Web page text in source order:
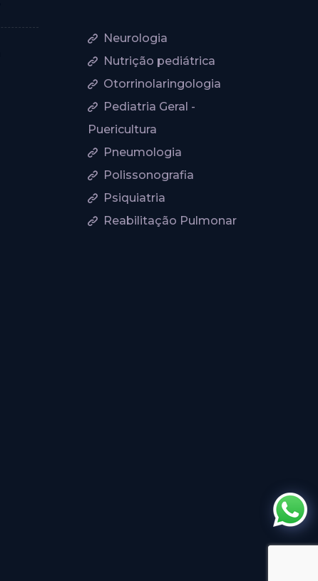
Neurologia
Nutrição pediátrica
Otorrinolaringologia
Pediatria Geral -
Puericultura
Pneumologia
Polissonografia
Psiquiatria
Reabilitação Pulmonar